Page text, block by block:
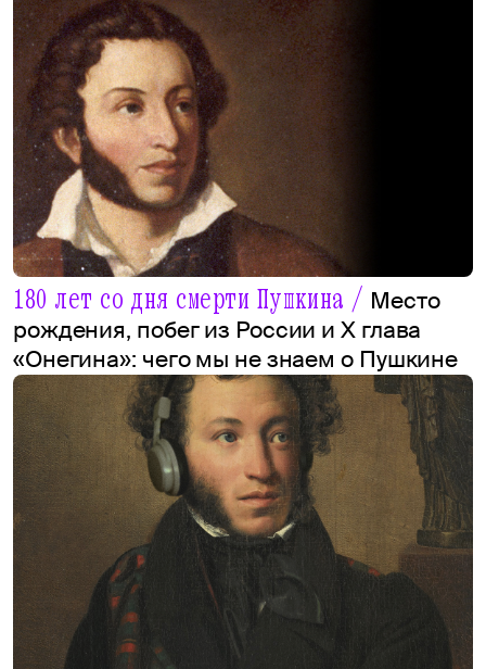
180 лет со дня смерти Пушкина / Место
рождения, побег из России и X глава
«Онегина»: чего мы не знаем о Пушкине